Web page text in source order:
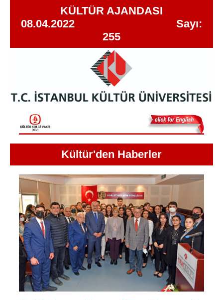
KÜLTÜR AJANDASI
08.04.2022 Sayı:
255
Kültür'den Haberler